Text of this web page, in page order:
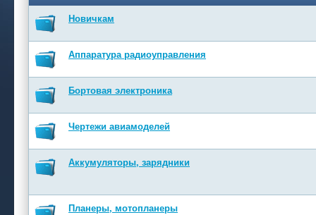
Новичкам
Аппаратура радиоуправления
Бортовая электроника
Чертежи авиамоделей
Аккумуляторы, зарядники
Планеры, мотопланеры